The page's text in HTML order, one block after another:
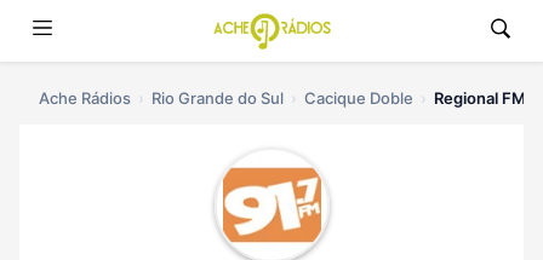
Ache Rádios Rio Grande do Sul Cacique Doble Regional FM